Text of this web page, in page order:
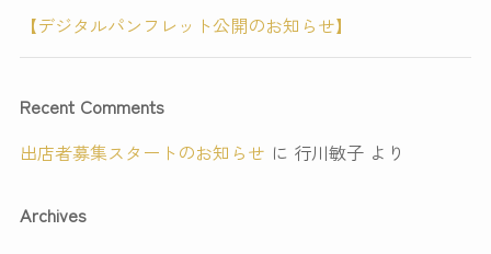
【デジタルパンフレット公開のお知らせ】
Recent Comments
出店者募集スタートのお知らせ に 行川敏子より
Archives